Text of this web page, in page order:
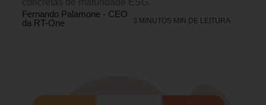
concretas de maturidade ESG.
Fernando Palamone - CEO
da RT-One
3 MINUTOS MIN DE LEITURA